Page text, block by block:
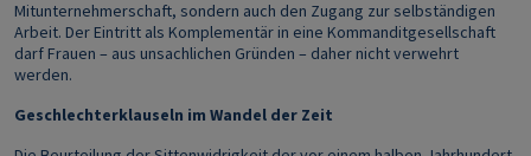
Mitunternehmerschaft, sondern auch den Zugang zur selbständigen
Arbeit. Der Eintritt als Komplementär in eine Kommanditgesellschaft
darf Frauen – aus unsachlichen Gründen – daher nicht verwehrt
werden.
Geschlechterklauseln im Wandel der Zeit